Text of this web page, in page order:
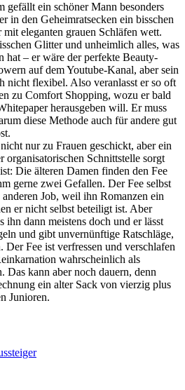
gefällt ein schöner Mann besonders
in den Geheimratsecken ein bisschen
eleganten grauen Schläfen wett.
Glitter und unheimlich alles, was
hat – er wäre der perfekte Beauty-
auf dem Youtube-Kanal, aber sein
nicht flexibel. Also veranlasst er so oft
zu Comfort Shopping, wozu er bald
herausgeben will. Er muss
diese Methode auch für andere gut
nur zu Frauen geschickt, aber ein
organisatorischen Schnittstelle sorgt
Die älteren Damen finden den Fee
gerne zwei Gefallen. Der Fee selbst
Job, weil ihn Romanzen ein
er nicht selbst beteiligt ist. Aber
ihn dann meistens doch und er lässt
und gibt unvernünftige Ratschläge,
Der Fee ist verfressen und verschlafen
wahrscheinlich als
Das kann aber noch dauern, denn
ein alter Sack von vierzig plus
Junioren.